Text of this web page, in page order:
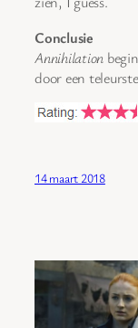
Conclusie
Annihilation
door een
14 maart 2018